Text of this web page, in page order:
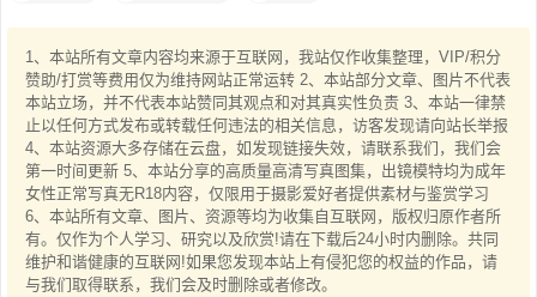
1、本站所有文章内容均来源于互联网，我站仅作收集整理，VIP/积分
赞助/打赏等费用仅为维持网站正常运转 2、本站部分文章、图片不代表
本站立场，并不代表本站赞同其观点和对其真实性负责 3、本站一律禁
止以任何方式发布或转载任何违法的相关信息，访客发现请向站长举报
4、本站资源大多存储在云盘，如发现链接失效，请联系我们，我们会
第一时间更新 5、本站分享的高质量高清写真图集，出镜模特均为成年
女性正常写真无R18内容，仅限用于摄影爱好者提供素材与鉴赏学习
6、本站所有文章、图片、资源等均为收集自互联网，版权归原作者所
有。仅作为个人学习、研究以及欣赏!请在下载后24小时内删除。共同
维护和谐健康的互联网!如果您发现本站上有侵犯您的权益的作品，请
与我们取得联系，我们会及时删除或者修改。